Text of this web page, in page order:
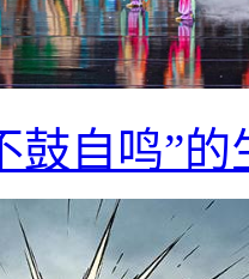
鼓自鸣”